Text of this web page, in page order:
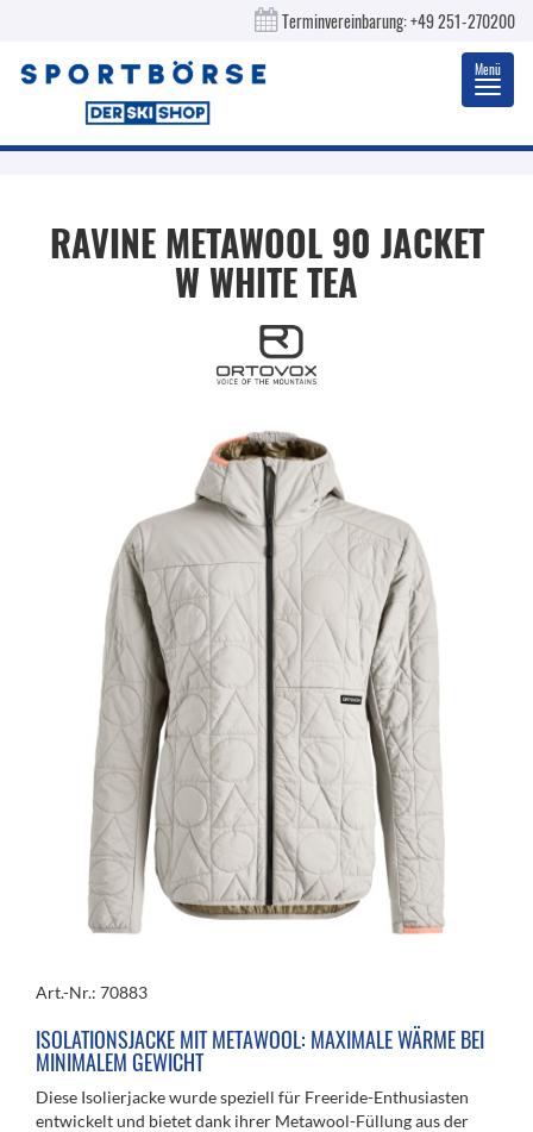
Terminvereinbarung:+49 251-270200
Menü
RAVINE METAWOOL 90 JACKET
W WHITE TEA
Art.-Nr.: 70883
ISOLATIONSJACKE MIT METAWOOL: MAXIMALE WÄRME BEI
MINIMALEM GEWICHT
Diese Isolierjacke wurde speziell für Freeride-Enthusiasten
entwickelt und bietet dank ihrer Metawool-Füllung aus der